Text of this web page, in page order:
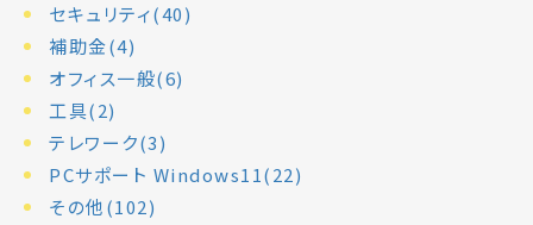
セキュリティ(40)
補助金(4)
オフィス一般(6)
工具(2)
テレワーク(3)
PCサポート Windows11(22)
その他(102)